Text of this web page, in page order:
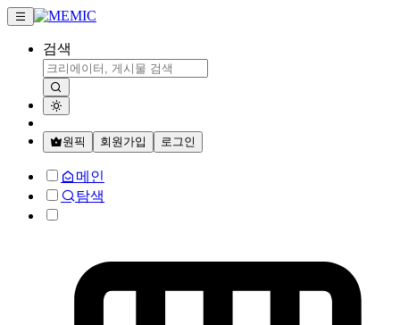
검색
원픽 회원가입 로그인
메인
탐색